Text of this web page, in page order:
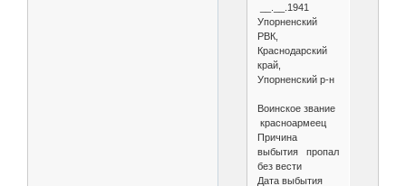
__.__.1941
Упорненский
РВК,
Краснодарский
край,
Упорненский р-н
Воинское звание
красноармеец
Причина
выбытия пропал
без вести
Дата выбытия